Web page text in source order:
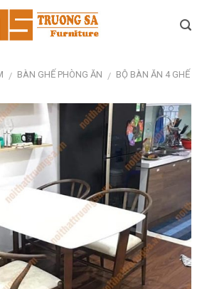
/ BÀN GHẾ PHÒNG ĂN / BỘ BÀN ĂN 4 GHẾ